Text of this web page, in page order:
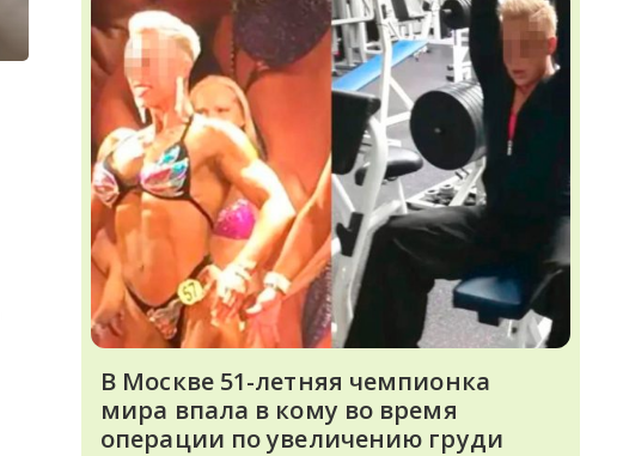
В Москве 51-летняя чемпионка
мира впала в кому во время
операции по увеличению груди